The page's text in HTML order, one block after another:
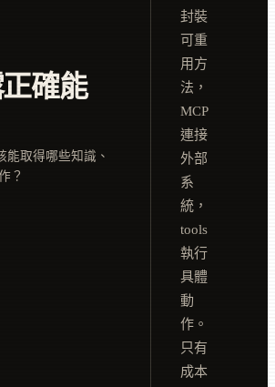
確能
能取得哪些知識、
？
封裝
可重
用方
法，
MCP
連接
外部
系
統，
tools
執行
具體
動
作。
只有
成本